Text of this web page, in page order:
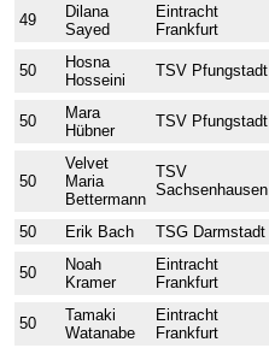
49
Dilana
Sayed
Eintracht
Frankfurt
50
Hosna
Hosseini
TSV Pfungstadt
50
Mara
Hübner
TSV Pfungstadt
50
Velvet
Maria
Bettermann
TSV
Sachsenhausen
50 Erik Bach TSG Darmstadt
50
Noah
Kramer
Eintracht
Frankfurt
50
Tamaki
Watanabe
Eintracht
Frankfurt